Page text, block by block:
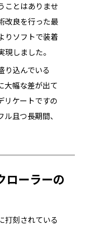
ことはありませ
改良を行った最
りソフトで装着
しました。
り込んでいる
大幅な差が出て
リケートですの
且つ長期間、
ローラーの
打刻されている